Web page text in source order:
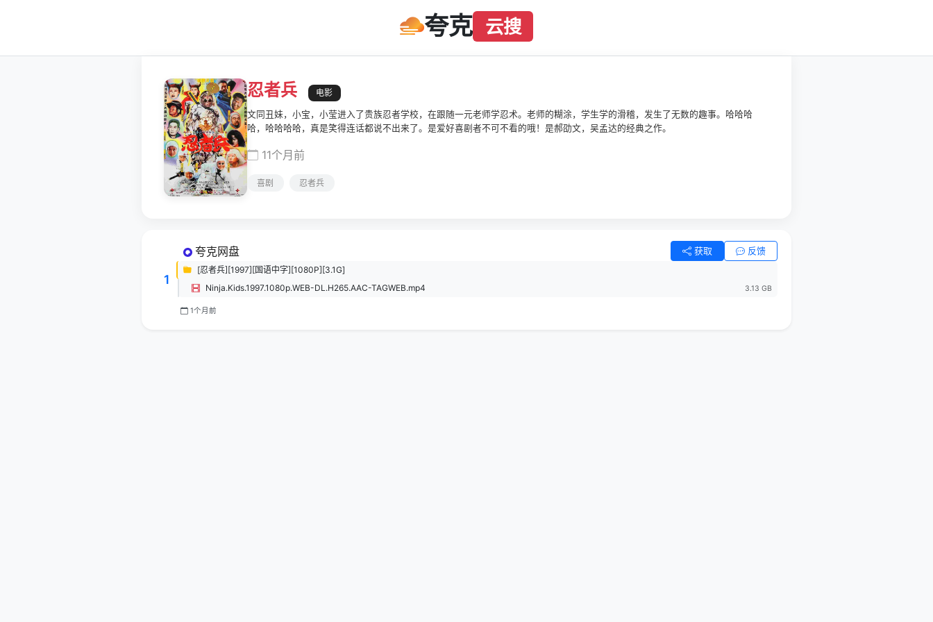
夸克 云搜
忍者兵 电影
文同丑妹，小宝，小莹进入了贵族忍者学校，在跟随一元老师学忍术。老师的糊涂，学生学的滑稽，发生了无数的趣事。哈哈哈
哈，哈哈哈哈，真是笑得连话都说不出来了。是爱好喜剧者不可不看的哦！是郝劭文，吴孟达的经典之作。
11个月前
喜剧 忍者兵
1
夸克网盘 获取 反馈
[忍者兵][1997][国语中字][1080P][3.1G]
Ninja.Kids.1997.1080p.WEB-DL.H265.AAC-TAGWEB.mp4
3.13 GB
1个月前